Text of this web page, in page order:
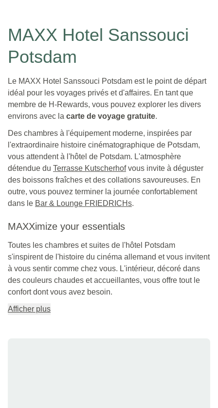
MAXX Hotel Sanssouci
Potsdam
Le MAXX Hotel Sanssouci Potsdam est le point de départ
idéal pour les voyages privés et d'affaires. En tant que
membre de H-Rewards, vous pouvez explorer les divers
environs avec la carte de voyage gratuite.
Des chambres à l'équipement moderne, inspirées par
l'extraordinaire histoire cinématographique de Potsdam,
vous attendent à l'hôtel de Potsdam. L'atmosphère
détendue du Terrasse Kutscherhofvous invite à déguster
des boissons fraîches et des collations savoureuses. En
outre, vous pouvez terminer la journée confortablement
dans le Bar & Lounge FRIEDRICHs.
MAXXimize your essentials
Toutes les chambres et suites de l'hôtel Potsdam
s'inspirent de l'histoire du cinéma allemand et vous invitent
à vous sentir comme chez vous. L'intérieur, décoré dans
des couleurs chaudes et accueillantes, vous offre tout le
confort dont vous avez besoin.
Afficher plus